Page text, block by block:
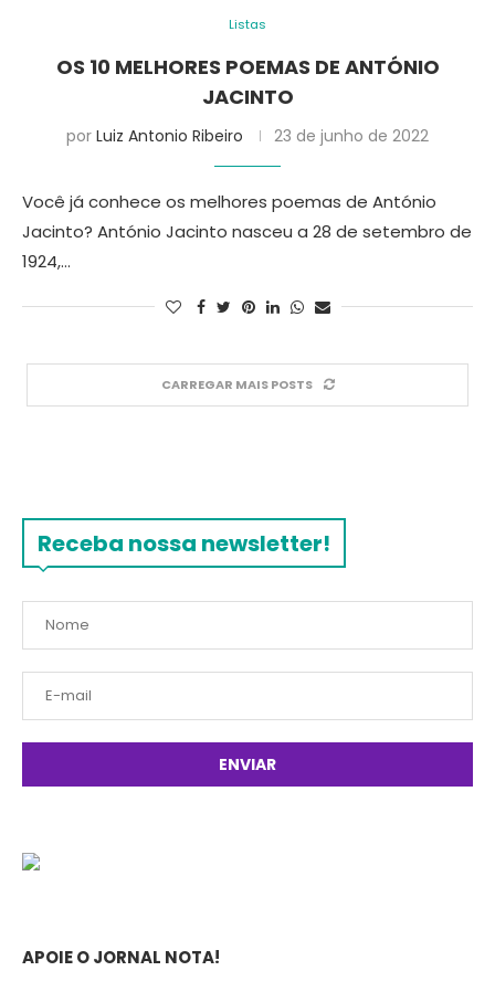
Listas
OS 10 MELHORES POEMAS DE ANTÓNIO
JACINTO
por Luiz Antonio Ribeiro 23 de junho de 2022
Você já conhece os melhores poemas de António
Jacinto? António Jacinto nasceu a 28 de setembro de
1924,…
CARREGAR MAIS POSTS
Receba nossa newsletter!
APOIE O JORNAL NOTA!